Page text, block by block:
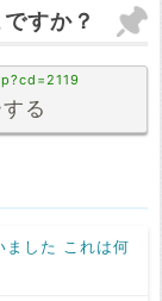
すか？
る
ました これは何